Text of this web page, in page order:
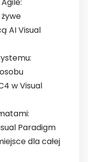
AI Visual
w Visual
Paradigm
dla całej